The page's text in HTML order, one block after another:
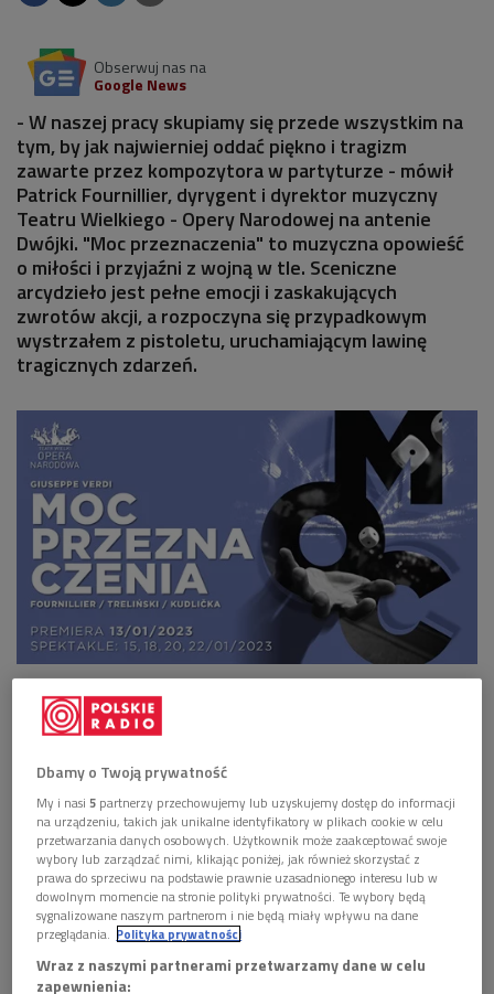
Obserwuj nas na
Google News
- W naszej pracy skupiamy się przede wszystkim na
tym, by jak najwierniej oddać piękno i tragizm
zawarte przez kompozytora w partyturze - mówił
Patrick Fournillier, dyrygent i dyrektor muzyczny
Teatru Wielkiego - Opery Narodowej na antenie
Dwójki. "Moc przeznaczenia" to muzyczna opowieść
o miłości i przyjaźni z wojną w tle. Sceniczne
arcydzieło jest pełne emocji i zaskakujących
zwrotów akcji, a rozpoczyna się przypadkowym
wystrzałem z pistoletu, uruchamiającym lawinę
tragicznych zdarzeń.
Plakat wydarzenia Foto: mat. promocyjne
Opera o tragicznym wymiarze
Przeznaczenie okrutnie bawi się losami głównych bohaterów,
doprowadzając do tragedii i śmierci Leonory i Alvara. Premiera
spektaklu w Teatrze Wielkim - Operze Narodowej
zaplanowana została na 13 stycznia br.- "Moc
przeznaczenia" to jedna z pierwszych wielkich
oper dramatycznych Verdiego, wcześniej kompozytor ten
stworzył wspaniałą trylogię złożoną z "
i "Trubadura" - mówił Patrick Fournillier. - Oczywiście, również
Dbamy o Twoją prywatność
My i nasi5 partnerzy przechowujemy lub uzyskujemy dostęp do informacji
na urządzeniu, takich jak unikalne identyfikatory w plikach cookie w celu
przetwarzania danych osobowych. Użytkownik może zaakceptować swoje
wybory lub zarządzać nimi, klikając poniżej, jak również skorzystać z
prawa do sprzeciwu na podstawie prawnie uzasadnionego interesu lub w
dowolnym momencie na stronie polityki prywatności. Te wybory będą
sygnalizowane naszym partnerom i nie będą miały wpływu na dane
przeglądania. Polityka prywatności
Wraz z naszymi partnerami przetwarzamy dane w celu
zapewnienia: